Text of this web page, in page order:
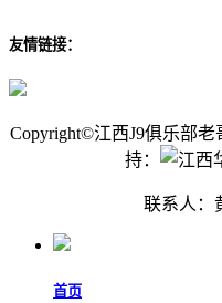
友情链接：
Copyright©江西J9俱乐部
持：
联系人
首页